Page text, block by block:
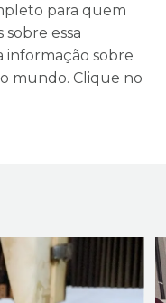
para quem
essa
informação sobre
mundo. Clique no